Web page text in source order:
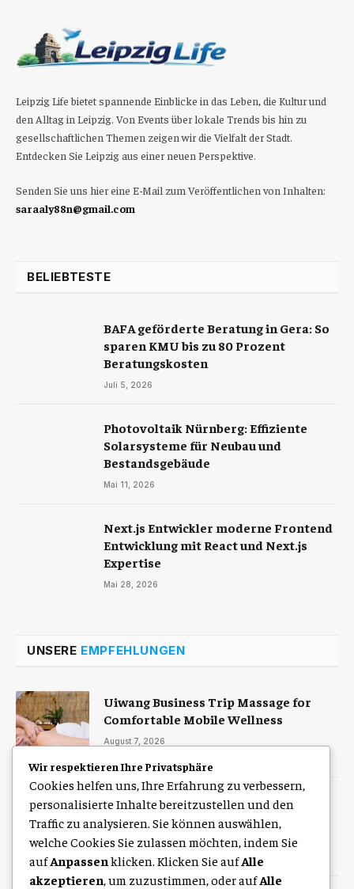
Leipzig Life bietet spannende Einblicke in das Leben, die Kultur und
den Alltag in Leipzig. Von Events über lokale Trends bis hin zu
gesellschaftlichen Themen zeigen wir die Vielfalt der Stadt.
Entdecken Sie Leipzig aus einer neuen Perspektive.
Senden Sie uns hier eine E-Mail zum Veröffentlichen von Inhalten:
saraaly88n@gmail.com
BELIEBTESTE
BAFA geförderte Beratung in Gera: So
sparen KMU bis zu 80 Prozent
Beratungskosten
Juli 5, 2026
Photovoltaik Nürnberg: Effiziente
Solarsysteme für Neubau und
Bestandsgebäude
Mai 11, 2026
Next.js Entwickler moderne Frontend
Entwicklung mit React und Next.js
Expertise
Mai 28, 2026
UNSERE EMPFEHLUNGEN
Uiwang Business Trip Massage for
Comfortable Mobile Wellness
August 7, 2026
Zulassung Service Hamburg für eine
schnelle digitale Kfz-Zulassung
August 7, 2026
Wir respektieren Ihre Privatsphäre
Cookies helfen uns, Ihre Erfahrung zu verbessern,
personalisierte Inhalte bereitzustellen und den
Traffic zu analysieren. Sie können auswählen,
welche Cookies Sie zulassen möchten, indem Sie
aufAnpassen klicken. Klicken Sie aufAlle
akzeptieren, um zuzustimmen, oder aufAlle